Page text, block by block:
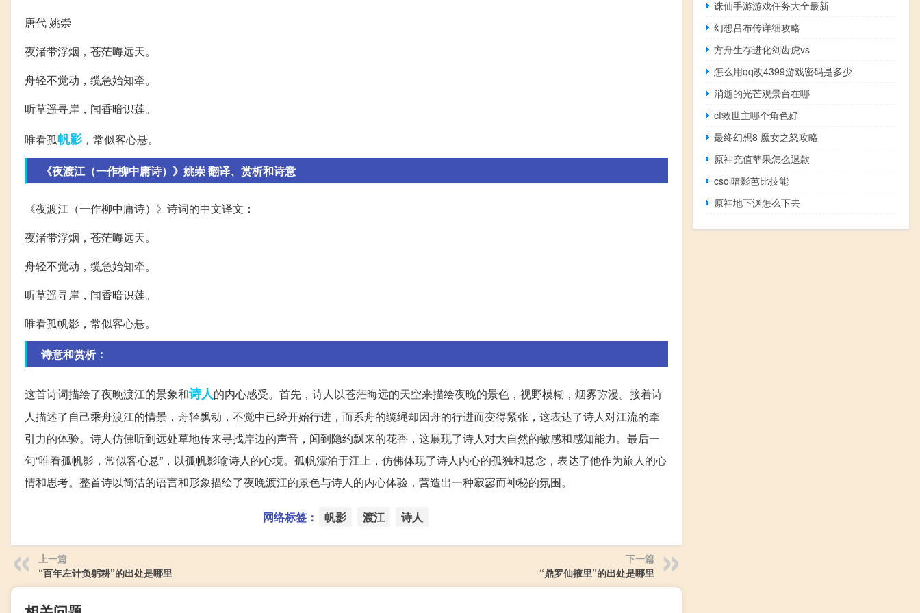
唐代 姚崇
夜渚带浮烟，苍茫晦远天。
舟轻不觉动，缆急始知牵。
听草遥寻岸，闻香暗识莲。
唯看孤帆影 ，常似客心悬。
《夜渡江（一作柳中庸诗）》姚崇 翻译、赏析和诗意
《夜渡江（一作柳中庸诗）》诗词的中文译文：
夜渚带浮烟，苍茫晦远天。
舟轻不觉动，缆急始知牵。
听草遥寻岸，闻香暗识莲。
唯看孤帆影，常似客心悬。
诗意和赏析：
这首诗词描绘了夜晚渡江的景象和诗人的内心感受。首先，诗人以苍茫晦远的天空来描绘夜晚的景色，视野模糊，烟雾弥漫。接着诗
人描述了自己乘舟渡江的情景，舟轻飘动，不觉中已经开始行进，而系舟的缆绳却因舟的行进而变得紧张，这表达了诗人对江流的牵
引力的体验。诗人仿佛听到远处草地传来寻找岸边的声音，闻到隐约飘来的花香，这展现了诗人对大自然的敏感和感知能力。最后一
句“唯看孤帆影，常似客心悬”，以孤帆影喻诗人的心境。孤帆漂泊于江上，仿佛体现了诗人内心的孤独和悬念，表达了他作为旅人的心
情和思考。整首诗以简洁的语言和形象描绘了夜晚渡江的景色与诗人的内心体验，营造出一种寂寥而神秘的氛围。
网络标签： 帆影 渡江 诗人
上一篇
“百年左计负躬耕”的出处是哪里
下一篇
“鼎罗仙掖里”的出处是哪里
诛仙手游游戏任务大全最新
幻想吕布传详细攻略
方舟生存进化剑齿虎vs
怎么用qq改4399游戏密码是多少
消逝的光芒观景台在哪
cf救世主哪个角色好
最终幻想8 魔女之怒攻略
原神充值苹果怎么退款
csol暗影芭比技能
原神地下渊怎么下去